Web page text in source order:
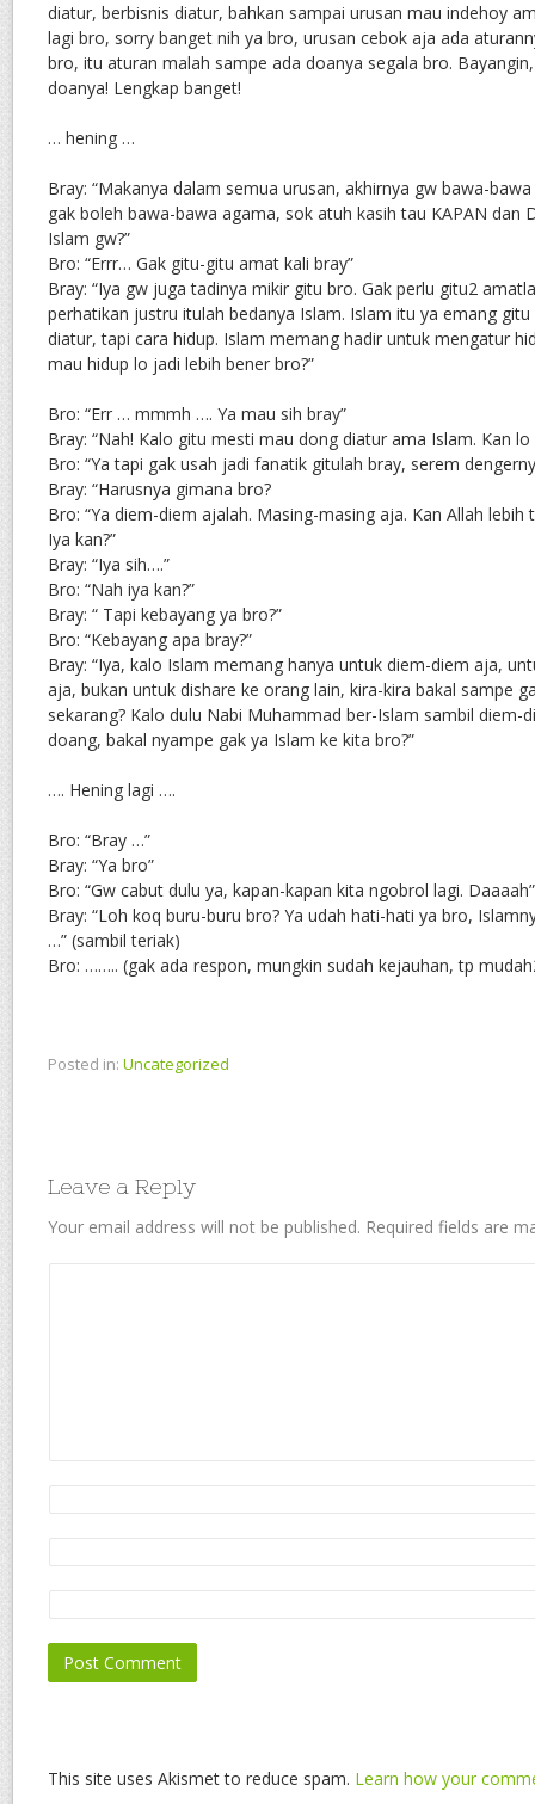
diatur, berbisnis diatur, bahkan sampai urusan mau indehoy
lagi bro, sorry banget nih ya bro, urusan cebok aja ada
bro, itu aturan malah sampe ada doanya segala bro.
doanya! Lengkap banget!
… hening …
Bray: “Makanya dalam semua urusan, akhirnya gw bawa-
gak boleh bawa-bawa agama, sok atuh kasih tau KAPAN dan
Islam gw?”
Bro: “Errr… Gak gitu-gitu amat kali bray”
Bray: “Iya gw juga tadinya mikir gitu bro. Gak perlu gitu2
perhatikan justru itulah bedanya Islam. Islam itu ya emang
diatur, tapi cara hidup. Islam memang hadir untuk mengatur
mau hidup lo jadi lebih bener bro?”
Bro: “Err … mmmh …. Ya mau sih bray”
Bray: “Nah! Kalo gitu mesti mau dong diatur ama Islam. Kan lo
Bro: “Ya tapi gak usah jadi fanatik gitulah bray, serem
Bray: “Harusnya gimana bro?
Bro: “Ya diem-diem ajalah. Masing-masing aja. Kan Allah
Iya kan?”
Bray: “Iya sih….”
Bro: “Nah iya kan?”
Bray: “ Tapi kebayang ya bro?”
Bro: “Kebayang apa bray?”
Bray: “Iya, kalo Islam memang hanya untuk diem-diem aja,
aja, bukan untuk dishare ke orang lain, kira-kira bakal sampe
sekarang? Kalo dulu Nabi Muhammad ber-Islam sambil diem-
doang, bakal nyampe gak ya Islam ke kita bro?”
…. Hening lagi ….
Bro: “Bray …”
Bray: “Ya bro”
Bro: “Gw cabut dulu ya, kapan-kapan kita ngobrol lagi. Daaaah”
Bray: “Loh koq buru-buru bro? Ya udah hati-hati ya bro,
…” (sambil teriak)
Bro: …….. (gak ada respon, mungkin sudah kejauhan, tp
Posted in: Uncategorized
Leave a Reply
Your email address will not be published. Required fields are
This site uses Akismet to reduce spam. Learn how your